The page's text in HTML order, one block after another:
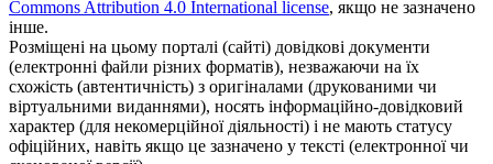
Commons Attribution 4.0 International license, якщо не зазначено
інше.
Розміщені на цьому порталі (сайті) довідкові документи
(електронні файли різних форматів), незважаючи на їх
схожість (автентичність) з оригіналами (друкованими чи
віртуальними виданнями), носять інформаційно-довідковий
характер (для некомерційної діяльності) і не мають статусу
офіційних, навіть якщо це зазначено у тексті (електронної чи